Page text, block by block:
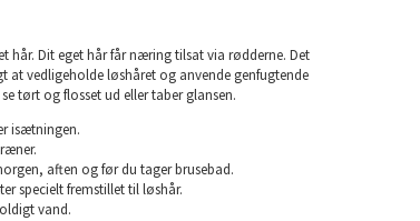
hår. Dit eget hår får næring tilsat via rødderne. Det
at vedligeholde løshåret og anvende genfugtende
tørt og flosset ud eller taber glansen.
isætningen.
aften og før du tager brusebad.
specielt fremstillet til løshår.
vand.